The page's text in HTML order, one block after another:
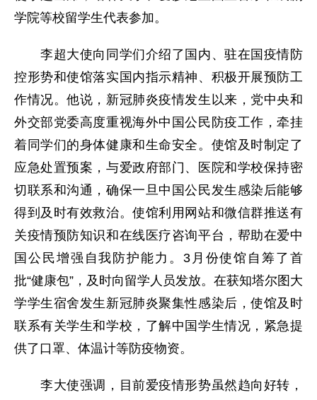
学院等校留学生代表参加。
李超大使向同学们介绍了国内、驻在国疫情防
控形势和使馆落实国内指示精神、积极开展预防工
作情况。他说，新冠肺炎疫情发生以来，党中央和
外交部党委高度重视海外中国公民防疫工作，牵挂
着同学们的身体健康和生命安全。使馆及时制定了
应急处置预案，与爱政府部门、医院和学校保持密
切联系和沟通，确保一旦中国公民发生感染后能够
得到及时有效救治。使馆利用网站和微信群推送有
关疫情预防知识和在线医疗咨询平台，帮助在爱中
国公民增强自我防护能力。3月份使馆自筹了首
批“健康包”，及时向留学人员发放。在获知塔尔图大
学学生宿舍发生新冠肺炎聚集性感染后，使馆及时
联系有关学生和学校，了解中国学生情况，紧急提
供了口罩、体温计等防疫物资。
李大使强调，目前爱疫情形势虽然趋向好转，